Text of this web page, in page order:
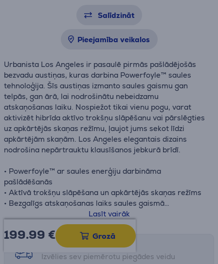
Salīdzināt
Pieejamība veikalos
Urbanista Los Angeles ir pasaulē pirmās pašlādējošās
bezvadu austiņas, kuras darbina Powerfoyle™ saules
tehnoloģija. Šīs austiņas izmanto saules gaismu gan
telpās, gan ārā, lai nodrošinātu nebeidzamu
atskaņošanas laiku. Nospiežot tikai vienu pogu, varat
aktivizēt hibrīda aktīvo trokšņu slāpēšanu vai pārslēgties
uz apkārtējās skaņas režīmu, ļaujot jums sekot līdzi
apkārtējām skaņām. Los Angeles elegantais dizains
nodrošina nepārtrauktu klausīšanos jebkurā brīdī.
• Powerfoyle™ ar saules enerģiju darbināma
pašlādēšanās
• Aktīvā trokšņu slāpēšana un apkārtējās skaņas režīms
• Bezgalīgs atskaņošanas laiks saules gaismā
• Bezvadu dizains ar automātisku audio noteikšanu
Lasīt vairāk
199.99 € Grozā
Saņemšanas iespējas
Izvēlies sev piemērotu piegādes veidu